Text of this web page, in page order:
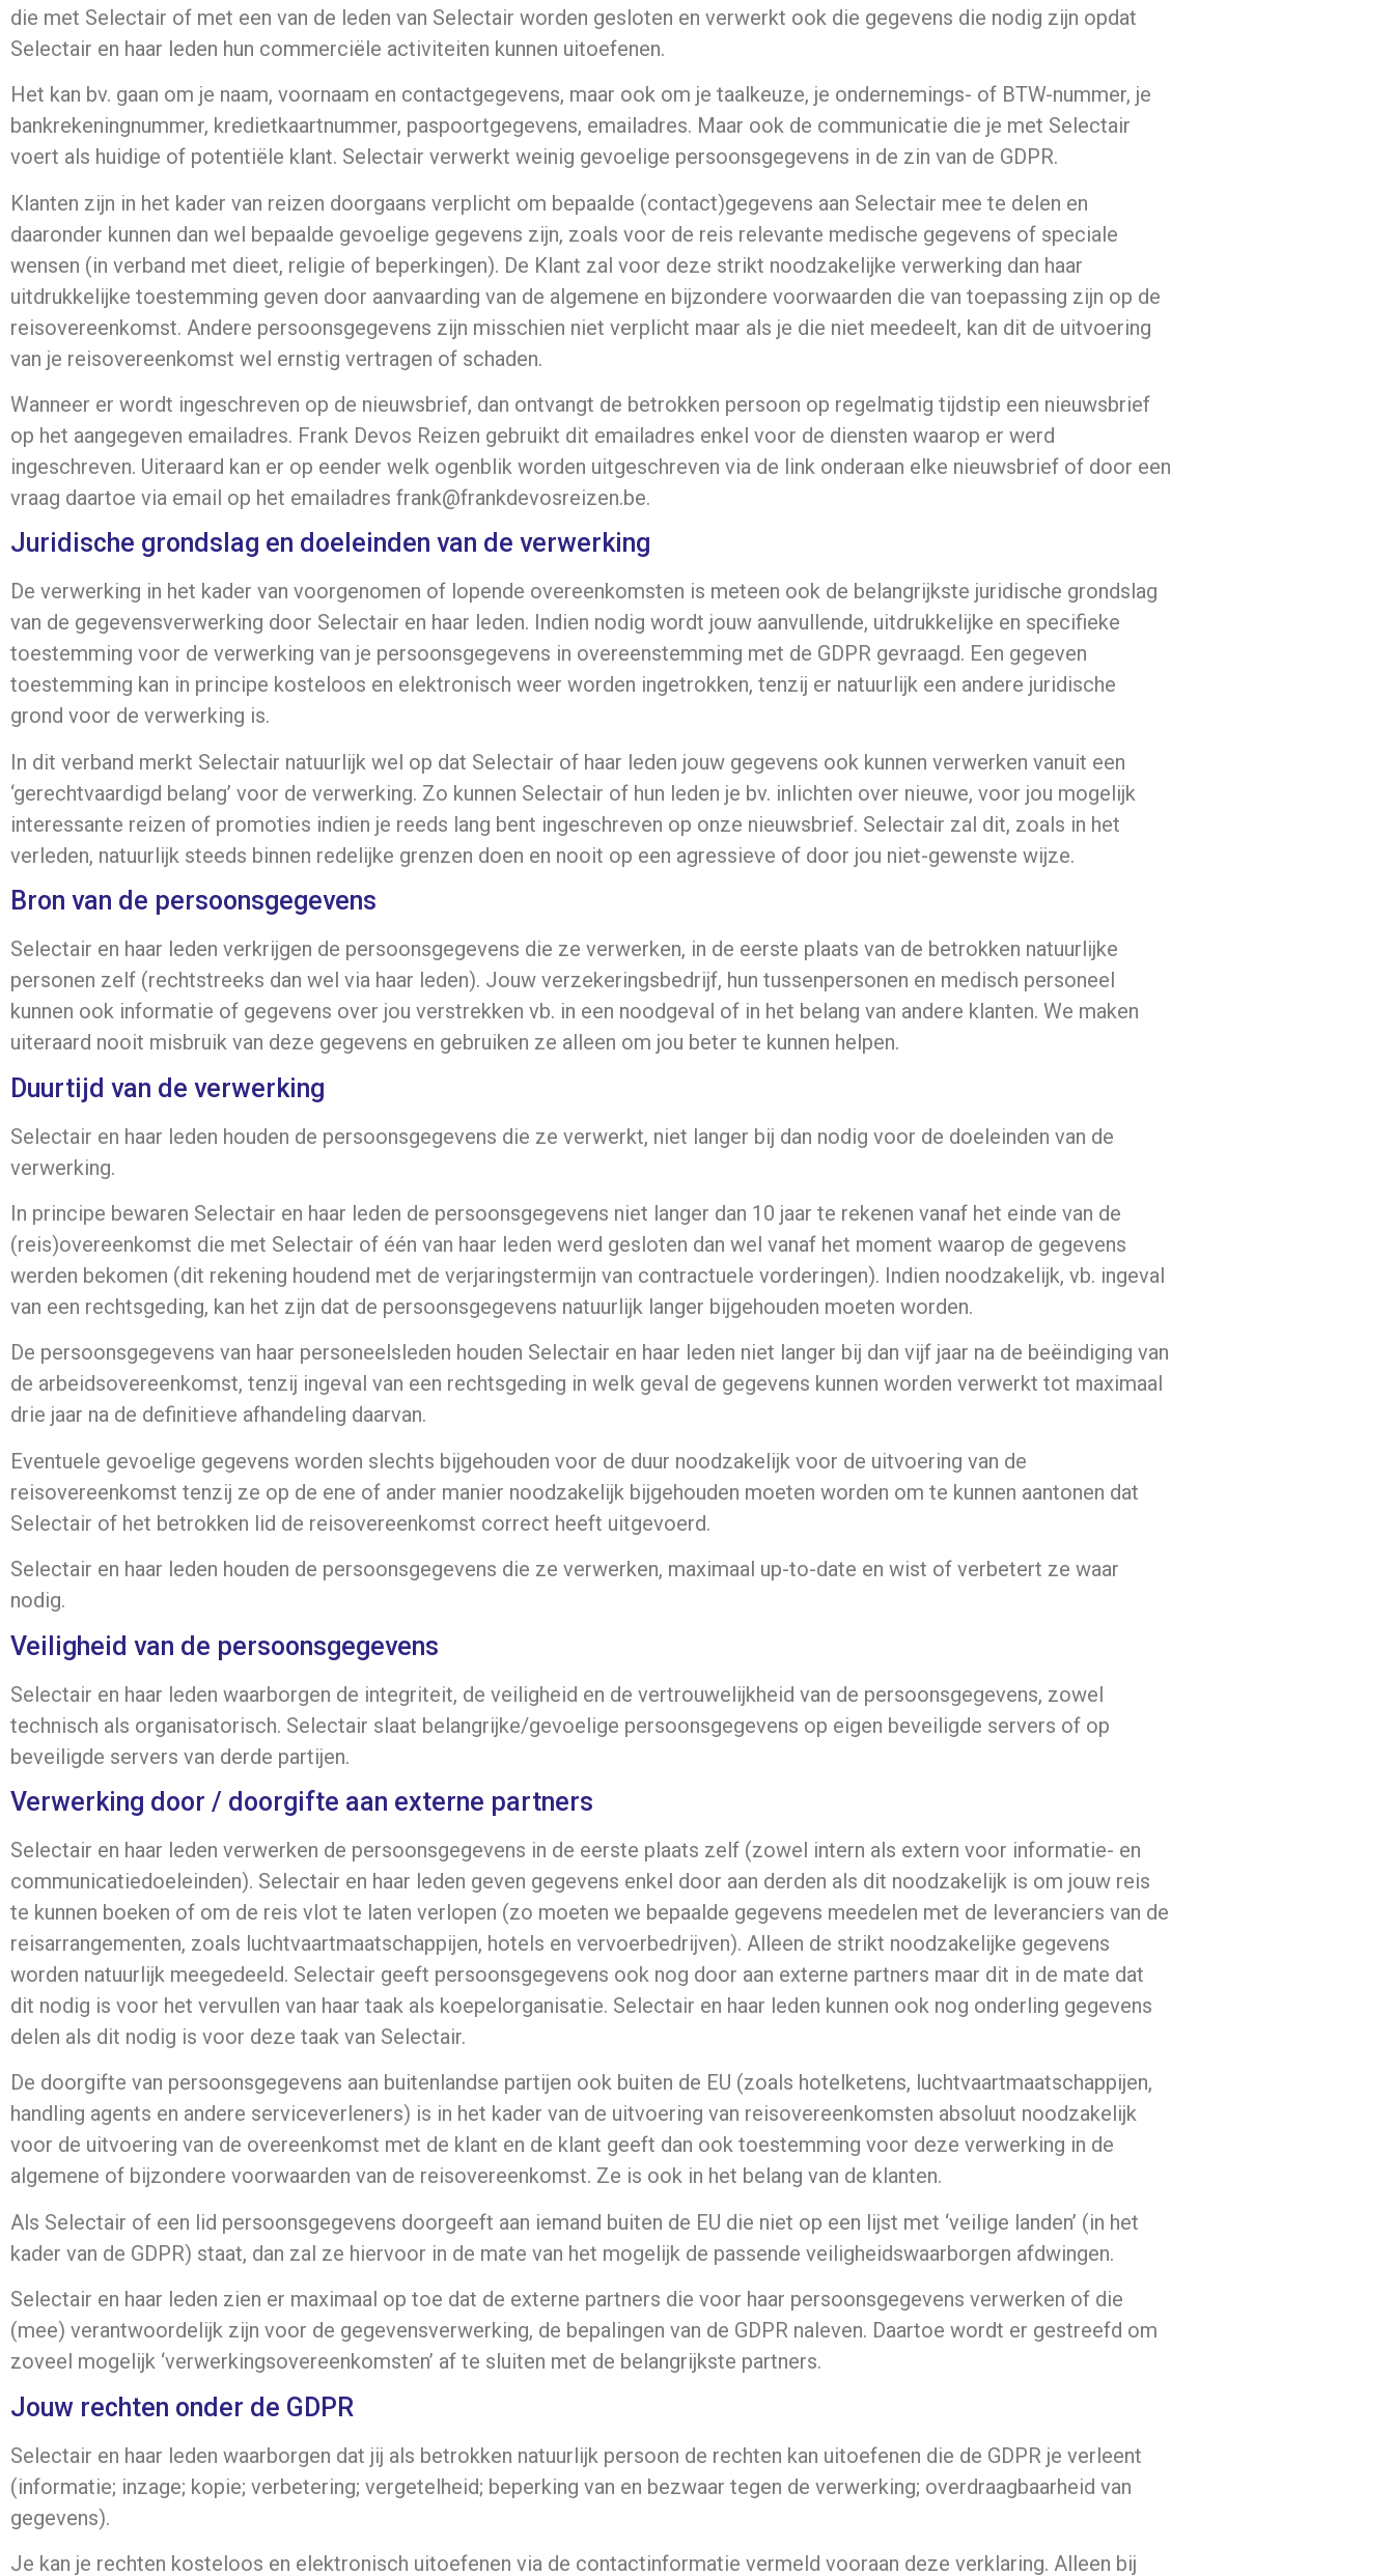
die met Selectair of met een van de leden van Selectair worden gesloten en verwerkt ook die gegevens die nodig zijn opdat
Selectair en haar leden hun commerciële activiteiten kunnen uitoefenen.
Het kan bv. gaan om je naam, voornaam en contactgegevens, maar ook om je taalkeuze, je ondernemings- of BTW-nummer, je
bankrekeningnummer, kredietkaartnummer, paspoortgegevens, emailadres. Maar ook de communicatie die je met Selectair
voert als huidige of potentiële klant. Selectair verwerkt weinig gevoelige persoonsgegevens in de zin van de GDPR.
Klanten zijn in het kader van reizen doorgaans verplicht om bepaalde (contact)gegevens aan Selectair mee te delen en
daaronder kunnen dan wel bepaalde gevoelige gegevens zijn, zoals voor de reis relevante medische gegevens of speciale
wensen (in verband met dieet, religie of beperkingen). De Klant zal voor deze strikt noodzakelijke verwerking dan haar
uitdrukkelijke toestemming geven door aanvaarding van de algemene en bijzondere voorwaarden die van toepassing zijn op de
reisovereenkomst. Andere persoonsgegevens zijn misschien niet verplicht maar als je die niet meedeelt, kan dit de uitvoering
van je reisovereenkomst wel ernstig vertragen of schaden.
Wanneer er wordt ingeschreven op de nieuwsbrief, dan ontvangt de betrokken persoon op regelmatig tijdstip een nieuwsbrief
op het aangegeven emailadres. Frank Devos Reizen gebruikt dit emailadres enkel voor de diensten waarop er werd
ingeschreven. Uiteraard kan er op eender welk ogenblik worden uitgeschreven via de link onderaan elke nieuwsbrief of door een
vraag daartoe via email op het emailadres frank@frankdevosreizen.be.
Juridische grondslag en doeleinden van de verwerking
De verwerking in het kader van voorgenomen of lopende overeenkomsten is meteen ook de belangrijkste juridische grondslag
van de gegevensverwerking door Selectair en haar leden. Indien nodig wordt jouw aanvullende, uitdrukkelijke en specifieke
toestemming voor de verwerking van je persoonsgegevens in overeenstemming met de GDPR gevraagd. Een gegeven
toestemming kan in principe kosteloos en elektronisch weer worden ingetrokken, tenzij er natuurlijk een andere juridische
grond voor de verwerking is.
In dit verband merkt Selectair natuurlijk wel op dat Selectair of haar leden jouw gegevens ook kunnen verwerken vanuit een
‘gerechtvaardigd belang’ voor de verwerking. Zo kunnen Selectair of hun leden je bv. inlichten over nieuwe, voor jou mogelijk
interessante reizen of promoties indien je reeds lang bent ingeschreven op onze nieuwsbrief. Selectair zal dit, zoals in het
verleden, natuurlijk steeds binnen redelijke grenzen doen en nooit op een agressieve of door jou niet-gewenste wijze.
Bron van de persoonsgegevens
Selectair en haar leden verkrijgen de persoonsgegevens die ze verwerken, in de eerste plaats van de betrokken natuurlijke
personen zelf (rechtstreeks dan wel via haar leden). Jouw verzekeringsbedrijf, hun tussenpersonen en medisch personeel
kunnen ook informatie of gegevens over jou verstrekken vb. in een noodgeval of in het belang van andere klanten. We maken
uiteraard nooit misbruik van deze gegevens en gebruiken ze alleen om jou beter te kunnen helpen.
Duurtijd van de verwerking
Selectair en haar leden houden de persoonsgegevens die ze verwerkt, niet langer bij dan nodig voor de doeleinden van de
verwerking.
In principe bewaren Selectair en haar leden de persoonsgegevens niet langer dan 10 jaar te rekenen vanaf het einde van de
(reis)overeenkomst die met Selectair of één van haar leden werd gesloten dan wel vanaf het moment waarop de gegevens
werden bekomen (dit rekening houdend met de verjaringstermijn van contractuele vorderingen). Indien noodzakelijk, vb. ingeval
van een rechtsgeding, kan het zijn dat de persoonsgegevens natuurlijk langer bijgehouden moeten worden.
De persoonsgegevens van haar personeelsleden houden Selectair en haar leden niet langer bij dan vijf jaar na de beëindiging van
de arbeidsovereenkomst, tenzij ingeval van een rechtsgeding in welk geval de gegevens kunnen worden verwerkt tot maximaal
drie jaar na de definitieve afhandeling daarvan.
Eventuele gevoelige gegevens worden slechts bijgehouden voor de duur noodzakelijk voor de uitvoering van de
reisovereenkomst tenzij ze op de ene of ander manier noodzakelijk bijgehouden moeten worden om te kunnen aantonen dat
Selectair of het betrokken lid de reisovereenkomst correct heeft uitgevoerd.
Selectair en haar leden houden de persoonsgegevens die ze verwerken, maximaal up-to-date en wist of verbetert ze waar
nodig.
Veiligheid van de persoonsgegevens
Selectair en haar leden waarborgen de integriteit, de veiligheid en de vertrouwelijkheid van de persoonsgegevens, zowel
technisch als organisatorisch. Selectair slaat belangrijke/gevoelige persoonsgegevens op eigen beveiligde servers of op
beveiligde servers van derde partijen.
Verwerking door / doorgifte aan externe partners
Selectair en haar leden verwerken de persoonsgegevens in de eerste plaats zelf (zowel intern als extern voor informatie- en
communicatiedoeleinden). Selectair en haar leden geven gegevens enkel door aan derden als dit noodzakelijk is om jouw reis
te kunnen boeken of om de reis vlot te laten verlopen (zo moeten we bepaalde gegevens meedelen met de leveranciers van de
reisarrangementen, zoals luchtvaartmaatschappijen, hotels en vervoerbedrijven). Alleen de strikt noodzakelijke gegevens
worden natuurlijk meegedeeld. Selectair geeft persoonsgegevens ook nog door aan externe partners maar dit in de mate dat
dit nodig is voor het vervullen van haar taak als koepelorganisatie. Selectair en haar leden kunnen ook nog onderling gegevens
delen als dit nodig is voor deze taak van Selectair.
De doorgifte van persoonsgegevens aan buitenlandse partijen ook buiten de EU (zoals hotelketens, luchtvaartmaatschappijen,
handling agents en andere serviceverleners) is in het kader van de uitvoering van reisovereenkomsten absoluut noodzakelijk
voor de uitvoering van de overeenkomst met de klant en de klant geeft dan ook toestemming voor deze verwerking in de
algemene of bijzondere voorwaarden van de reisovereenkomst. Ze is ook in het belang van de klanten.
Als Selectair of een lid persoonsgegevens doorgeeft aan iemand buiten de EU die niet op een lijst met ‘veilige landen’ (in het
kader van de GDPR) staat, dan zal ze hiervoor in de mate van het mogelijk de passende veiligheidswaarborgen afdwingen.
Selectair en haar leden zien er maximaal op toe dat de externe partners die voor haar persoonsgegevens verwerken of die
(mee) verantwoordelijk zijn voor de gegevensverwerking, de bepalingen van de GDPR naleven. Daartoe wordt er gestreefd om
zoveel mogelijk ‘verwerkingsovereenkomsten’ af te sluiten met de belangrijkste partners.
Jouw rechten onder de GDPR
Selectair en haar leden waarborgen dat jij als betrokken natuurlijk persoon de rechten kan uitoefenen die de GDPR je verleent
(informatie; inzage; kopie; verbetering; vergetelheid; beperking van en bezwaar tegen de verwerking; overdraagbaarheid van
gegevens).
Je kan je rechten kosteloos en elektronisch uitoefenen via de contactinformatie vermeld vooraan deze verklaring. Alleen bij